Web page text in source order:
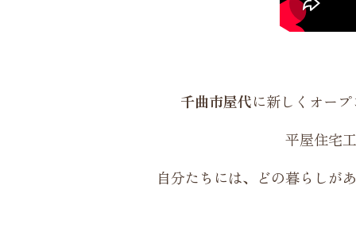
千曲市屋代に新しくオー
平屋住宅
自分たちには、どの暮らしが